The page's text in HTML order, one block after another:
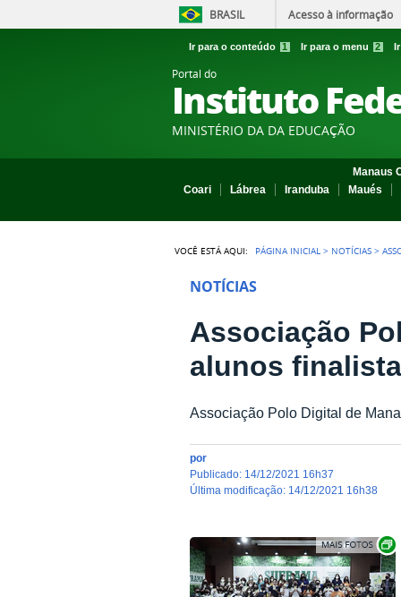
BRASIL Acesso à informação
Ir para o conteúdo 1 Ir para o menu 2
Portal do
Instituto
MINISTÉRIO DA DA EDUCAÇÃO
Manaus
Coari
Lábrea Iranduba Maués
VOCÊ ESTÁ AQUI: PÁGINA INICIAL > NOTÍCIAS >
NOTÍCIAS
Associação
alunos
Associação Polo Digital de
por
publicado: 14/12/2021 16h37
última modificação: 14/12/2021 16h38